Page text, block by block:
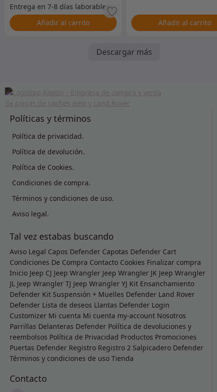
Añadir al carrito Añadir al carrito
Descargar más
Políticas y términos
Política de privacidad.
Política de devolución.
Política de Cookies.
Condiciones de compra.
Términos y condiciones de uso.
Aviso legal.
Tal vez estabas buscando
Aviso Legal Capos Defender Capotas Defender Cart
Condiciones De Compra Contacto Cookies Finalizar compra
Inicio Jeep CJ Jeep Wrangler Jeep Wrangler JK Jeep Wrangler
JL Jeep Wrangler TJ Jeep Wrangler YJ Kit Ensanchamiento
Defender Kit Suspensión + Muelles Defender Land Rover
Defender Lista de deseos Llantas Defender Login
Customizer Mi cuenta Mi cuenta my-account Nosotros
Parrillas Delanteras Defender Política de devoluciones y
reembolsos Política de Privacidad Productos Promociones
Puertas Defender Registro Registro 2 Salpicadero Defender
Términos y condiciones de uso Tienda
Contacto